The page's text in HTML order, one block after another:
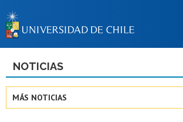
BIBLIOTECAS
Estudiantes
NOTICIAS
MÁS NOTICIAS